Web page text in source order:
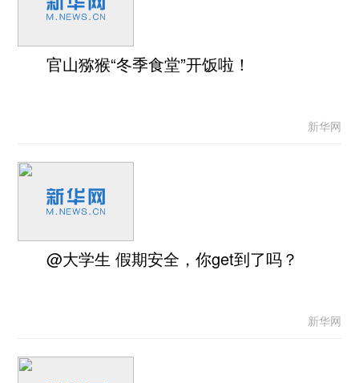
官山猕猴“冬季食堂”开饭啦！
新华网
@大学生 假期安全，你get到了吗？
新华网